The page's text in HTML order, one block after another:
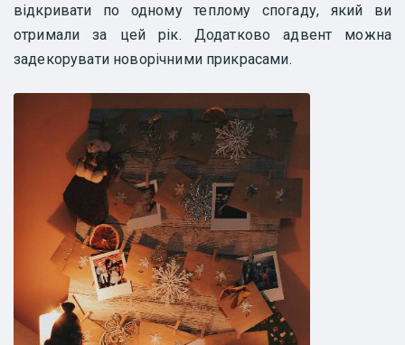
відкривати по одному теплому спогаду, який ви
отримали за цей рік. Додатково адвент можна
задекорувати новорічними прикрасами.